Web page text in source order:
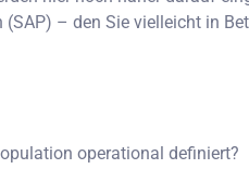
– den Sie vielleicht in
operational definiert?